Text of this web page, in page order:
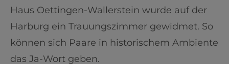
Haus Oettingen-Wallerstein wurde auf der
Harburg ein Trauungszimmer gewidmet. So
können sich Paare in historischem Ambiente
das Ja-Wort geben.